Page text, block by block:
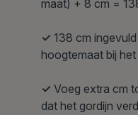
maat) + 8 cm =
✓138 cm
hoogtemaat bij het
✓Voeg extra cm
dat het gordijn